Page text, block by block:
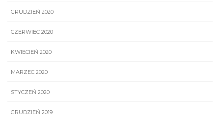
GRUDZIEŃ 2020
CZERWIEC 2020
KWIECIEŃ 2020
MARZEC 2020
STYCZEŃ 2020
GRUDZIEŃ 2019